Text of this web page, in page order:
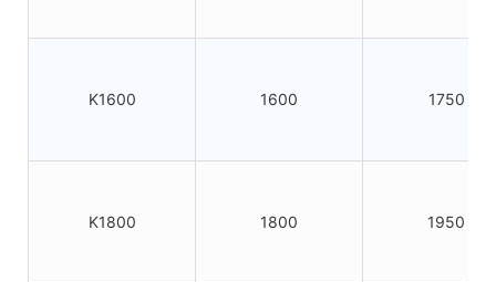
K1600 1600 1750
K1800 1800 1950